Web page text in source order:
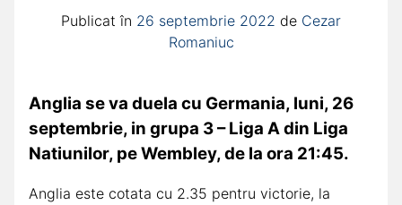
Publicat în 26 septembrie 2022 de Cezar
Romaniuc
Anglia se va duela cu Germania, luni, 26
septembrie, in grupa 3 – Liga A din Liga
Natiunilor, pe Wembley, de la ora 21:45.
Anglia este cotata cu 2.35 pentru victorie, la